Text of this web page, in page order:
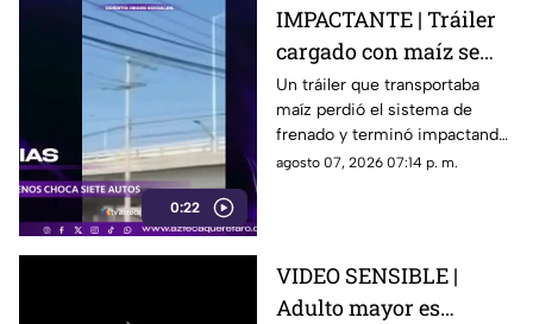
0:22
IMPACTANTE | Tráiler
cargado con maíz se
queda sin frenos y
embiste a siete
vehículos
Un tráiler que transportaba
maíz perdió el sistema de
frenado y terminó impactando
a siete vehículos que
agosto 07, 2026 07:14 p. m.
VIDEO SENSIBLE |
Adulto mayor es